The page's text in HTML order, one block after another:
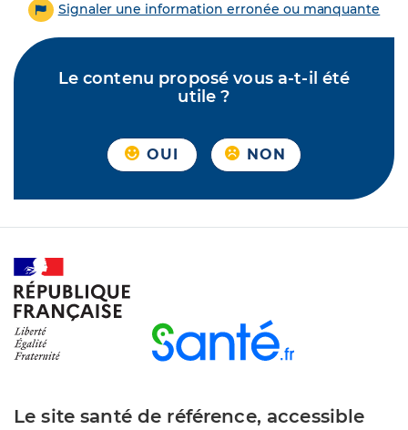
Signaler une information erronée ou manquante
Le contenu proposé vous a-t-il été
utile ?
OUI NON
Le site santé de référence, accessible